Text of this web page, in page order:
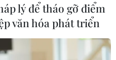
lý để tháo gỡ điểm
văn hóa phát triển